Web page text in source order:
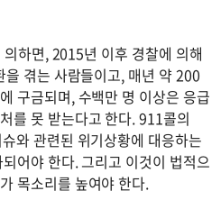
하면, 2015년 이후 경찰에 의해
겪는 사람들이고, 매년 약 200
구금되며, 수백만 명 이상은 응급
를 못 받는다고 한다. 911콜의
와 관련된 위기상황에 대응하는
어야 한다. 그리고 이것이 법적으
목소리를 높여야 한다.